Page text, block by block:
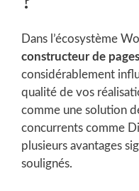
Dans l’écosystème
constructeur de pages
considérablement
qualité de vos
comme une solution
concurrents comme
plusieurs avantages
soulignés.